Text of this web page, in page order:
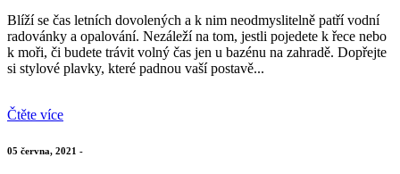
Blíží se čas letních dovolených a k nim neodmyslitelně patří vodní
radovánky a opalování. Nezáleží na tom, jestli pojedete k řece nebo
k moři, či budete trávit volný čas jen u bazénu na zahradě. Dopřejte
si stylové plavky, které padnou vaší postavě...
Čtěte více
05 června, 2021 -